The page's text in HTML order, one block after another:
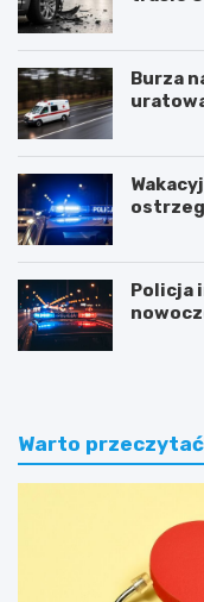
Burza
Policja
Warto przeczytać